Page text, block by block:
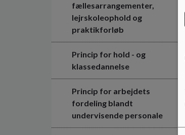
fællesarrangementer,
lejrskoleophold og
praktikforløb
Princip for hold - og
klassedannelse
Princip for arbejdets
fordeling blandt
undervisende personale